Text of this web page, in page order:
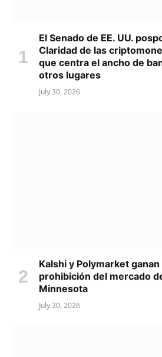
El Senado de EE. UU.
Claridad de las
que centra el ancho de
otros lugares
July 30, 2026
Kalshi y Polymarket
prohibición del mercado
Minnesota
July 30, 2026